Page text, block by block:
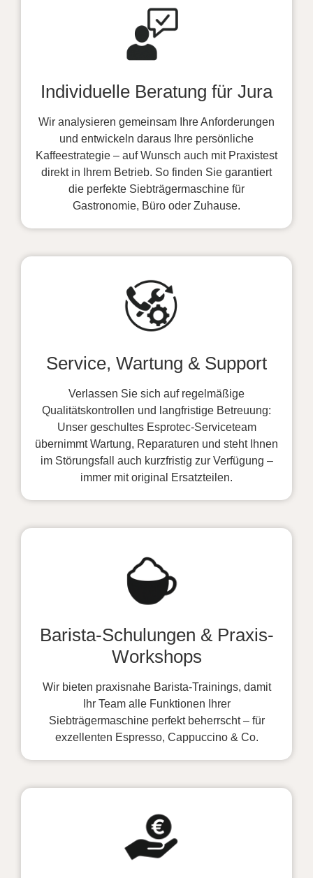
Individuelle Beratung für Jura
Wir analysieren gemeinsam Ihre Anforderungen
und entwickeln daraus Ihre persönliche
Kaffeestrategie – auf Wunsch auch mit Praxistest
direkt in Ihrem Betrieb. So finden Sie garantiert
die perfekte Siebträgermaschine für
Gastronomie, Büro oder Zuhause.
Service, Wartung & Support
Verlassen Sie sich auf regelmäßige
Qualitätskontrollen und langfristige Betreuung:
Unser geschultes Esprotec-Serviceteam
übernimmt Wartung, Reparaturen und steht Ihnen
im Störungsfall auch kurzfristig zur Verfügung –
immer mit original Ersatzteilen.
Barista-Schulungen & Praxis-
Workshops
Wir bieten praxisnahe Barista-Trainings, damit
Ihr Team alle Funktionen Ihrer
Siebträgermaschine perfekt beherrscht – für
exzellenten Espresso, Cappuccino & Co.